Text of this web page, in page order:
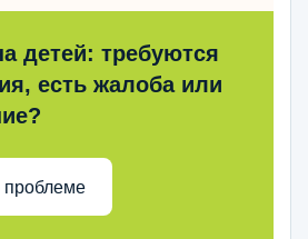
детей: требуются
есть жалоба или
проблеме